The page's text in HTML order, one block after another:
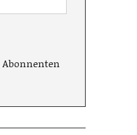
Abonnenten